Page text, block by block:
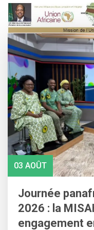
Skip
content
03 AOÛT
Journée
2026 : la
engagement